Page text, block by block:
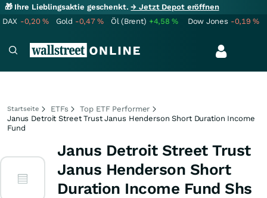
🎁 Ihre Lieblingsaktie geschenkt.→ Jetzt Depot eröffnen
DAX -0,20% Gold -0,47% Öl (Brent) +4,58% Dow Jones -0,19%
Startseite ETFs
Top ETF Performer
Janus Detroit Street Trust Janus Henderson Short Duration Income
Fund
Janus Detroit Street Trust
Janus Henderson Short
Duration Income Fund Shs